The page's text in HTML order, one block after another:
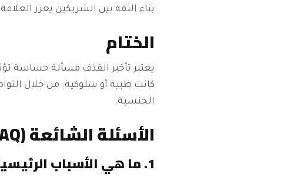
بناء الثقة بين الشريكين يعزز
الختام
يعتبر تأخير القذف مسألة حساسة
كانت طبية أو سلوكية. من خلال
الجنسية.
الأسئلة الشائعة (FAQ)
1. ما هي الأسباب الرئيسية لتأخير القذف؟